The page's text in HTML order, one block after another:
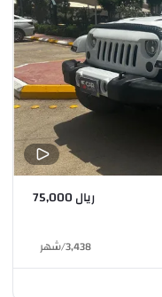
ريال 75,000
3,438
/شهر